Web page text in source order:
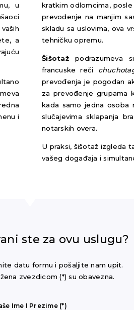
u
a
i
kratkim odlomcima,
prevođenje na manjim
skladu sa uslovima, ova
tehničku opremu.
Šišotažpodrazumeva
francuske reči
prevođenja je pogodan
za prevođenje grupama
kada samo jedna
slučajevima sklapanja
notarskih overa.
U praksi, šišotaž izgleda
vašeg događaja i
ste za ovu uslugu?
datu formu i pošaljite nam upit.
zvezdicom (*) su obavezna.
Ime I Prezime (*)